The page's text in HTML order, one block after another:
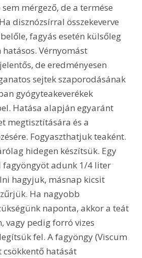
mérgező, de a termése
disznózsírral összekeverve
fagyás esetén külsőleg
Vérnyomást
de eredményesen
sejtek szaporodásának
gyógyteakeverékek
Hatása alapján egyaránt
megtisztítására és a
Fogyaszthatjuk teaként.
hidegen készítsük. Egy
fagyöngyöt adunk 1/4 liter
hagyjuk, másnap kicsit
Ha nagyobb
naponta, akkor a teát
vagy pedig forró vizes
fel. A fagyöngy (Viscum
hatását